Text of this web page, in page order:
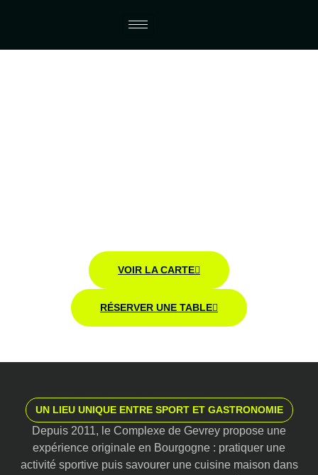
VOIR LA CARTE
RÉSERVER UNE TABLE
UN LIEU UNIQUE ENTRE SPORT ET GASTRONOMIE
Depuis 2011, le Complexe de Gevrey propose une
expérience originale en Bourgogne : pratiquer une
activité sportive puis savourer une cuisine maison dans